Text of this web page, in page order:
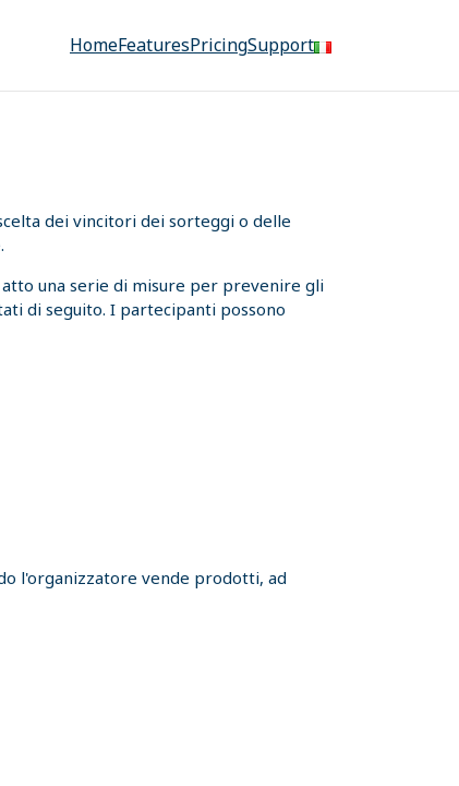
HomeFeaturesPricingSupport
dei vincitori dei sorteggi o delle
una serie di misure per prevenire gli
di seguito. I partecipanti possono
l'organizzatore vende prodotti, ad